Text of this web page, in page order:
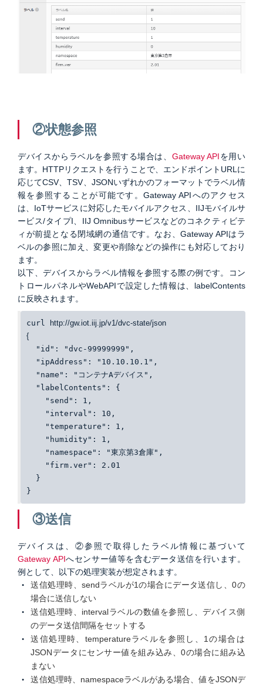
②状態参照
デバイスからラベルを参照する場合は、 Gateway APIを用い
ます。HTTPリクエストを行うことで、エンドポイントURLに
応じてCSV、TSV、JSONいずれかのフォーマットでラベル情
報を参照することが可能です。Gateway APIへのアクセス
は、IoTサービスに対応したモバイルアクセス、IIJモバイルサ
ービス/タイプI、IIJ Omnibusサービスなどのコネクティビテ
ィが前提となる閉域網の通信です。なお、Gateway APIはラ
ベルの参照に加え、変更や削除などの操作にも対応しており
ます。
以下、デバイスからラベル情報を参照する際の例です。コン
トロールパネルやWebAPIで設定した情報は、labelContents
に反映されます。
curl
http://gw.iot.iij.jp/v1/dvc-state/json
{
  "id": "dvc-99999999",
  "ipAddress": "10.10.10.1",
  "name": "コンテナAデバイス",
  "labelContents": {
    "send": 1,
    "interval": 10,
    "temperature": 1,
    "humidity": 1,
    "namespace": "東京第3倉庫",
    "firm.ver": 2.01
  }
}
③送信
デバイスは、②参照で取得したラベル情報に基づいて
Gateway APIへセンサー値等を含むデータ送信を行います。
例として、以下の処理実装が想定されます。
送信処理時、sendラベルが1の場合にデータ送信し、0の
場合に送信しない
送信処理時、intervalラベルの数値を参照し、デバイス側
のデータ送信間隔をセットする
送信処理時、temperatureラベルを参照し、1の場合は
JSONデータにセンサー値を組み込み、0の場合に組み込
まない
送信処理時、namespaceラベルがある場合、値をJSONデ